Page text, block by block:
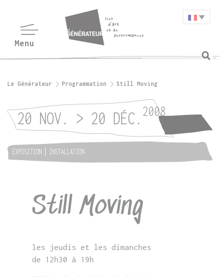
Le Générateur Programmation Still Moving
20 NOV. > 20 DÉC. 2008
EXPOSITION INSTALLATION
Still Moving
les jeudis et les dimanches
de 12h30 à 19h